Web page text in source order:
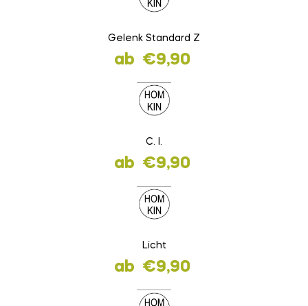
Gelenk Standard Z
ab €9,90
C. I.
ab €9,90
Licht
ab €9,90